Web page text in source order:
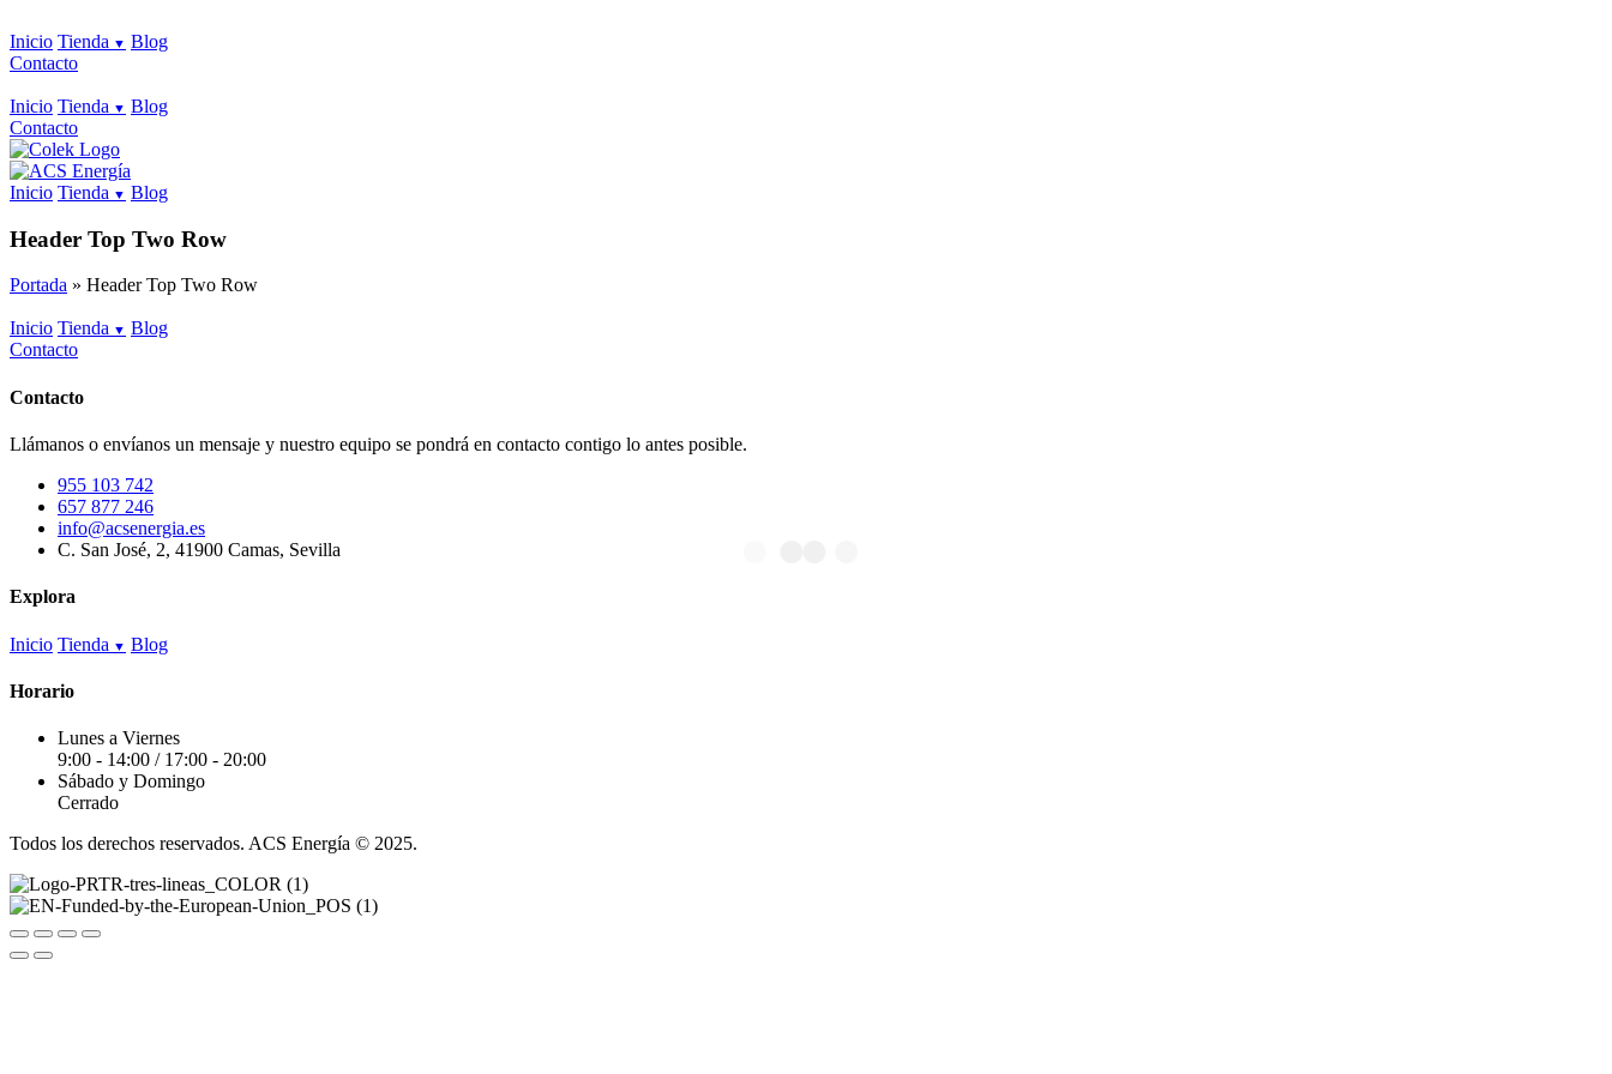
Inicio Tienda
Blog
Contacto
Inicio Tienda
Blog
Contacto
Inicio Tienda Blog
Header Top Two Row
Portada » Header Top Two Row
Inicio Tienda
Blog
Contacto
Contacto
Llámanos o envíanos un mensaje y nuestro equipo se pondrá en contacto contigo lo antes posible.
955 103 742
657 877 246
info@acsenergia.es
C. San José, 2, 41900 Camas, Sevilla
Explora
Inicio Tienda Blog
Horario
Lunes a Viernes
9:00 - 14:00 / 17:00 - 20:00
Sábado y Domingo
Cerrado
Todos los derechos reservados. ACS Energía © 2025.